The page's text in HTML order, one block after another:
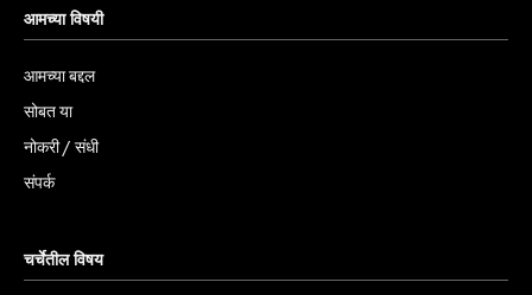
आमच्या विषयी
आमच्या बद्दल
सोबत या
नोकरी / संधी
संपर्क
चर्चेतील विषय